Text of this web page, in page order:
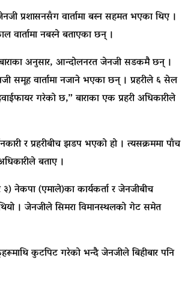
प्रशासनसँग वार्तामा बस्न सहमत भएका थिए ।
वार्तामा नबस्ने बताएका छन् ।
बाराका अनुसार, आन्दोलनरत जेनजी सडकमै छन् ।
वार्तामा नजाने भएका छन् । प्रहरीले ६ सेल
गरेको छ,” बाराका एक प्रहरी अधिकारीले
र प्रहरीबीच झडप भएको हो । त्यसक्रममा पाँच
बताए ।
नेकपा (एमाले)का कार्यकर्ता र जेनजीबीच
। जेनजीले सिमरा विमानस्थलको गेट समेत
कुटपिट गरेको भन्दै जेनजीले बिहीबार पनि